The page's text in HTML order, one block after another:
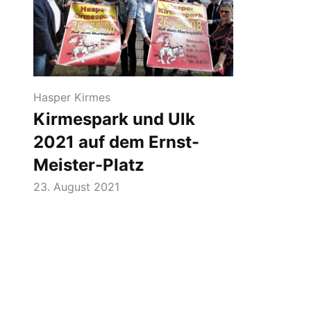
Hasper Kirmes
Kirmespark und Ulk
2021 auf dem Ernst-
Meister-Platz
23. August 2021